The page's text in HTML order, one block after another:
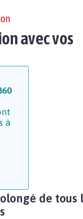
avec vos
à
de tous